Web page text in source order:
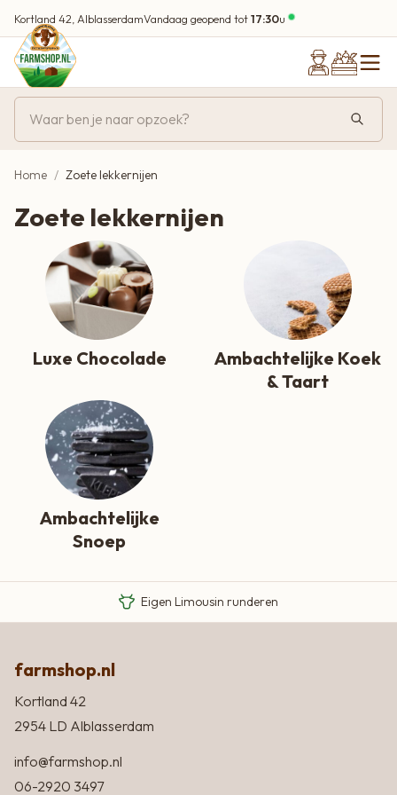
Kortland 42, AlblasserdamVandaag geopend tot17:30u
Home Zoete lekkernijen
Zoete lekkernijen
Luxe Chocolade
Ambachtelijke Koek
& Taart
Ambachtelijke
Snoep
Van boer tot bord
Eigen Limousin runderen
Eerlijke streekproducten
farmshop.nl
Kortland 42
2954 LD Alblasserdam
info@farmshop.nl
06-2920 3497